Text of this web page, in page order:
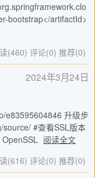
bootstrap</artifactId>
(460) 评论(0) 推荐(0)
2024年3月24日
e83595604846 升级步
#查看SSL版本
阅读全文
(616) 评论(0) 推荐(0)